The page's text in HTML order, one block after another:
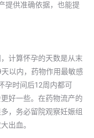
提供准确依据，也能提
计算怀孕的天数是从末
以内，药物作用最敏感
孕时间后12周内都可
好一些。在药物流产的
，务必留院观察妊娠组
出血。